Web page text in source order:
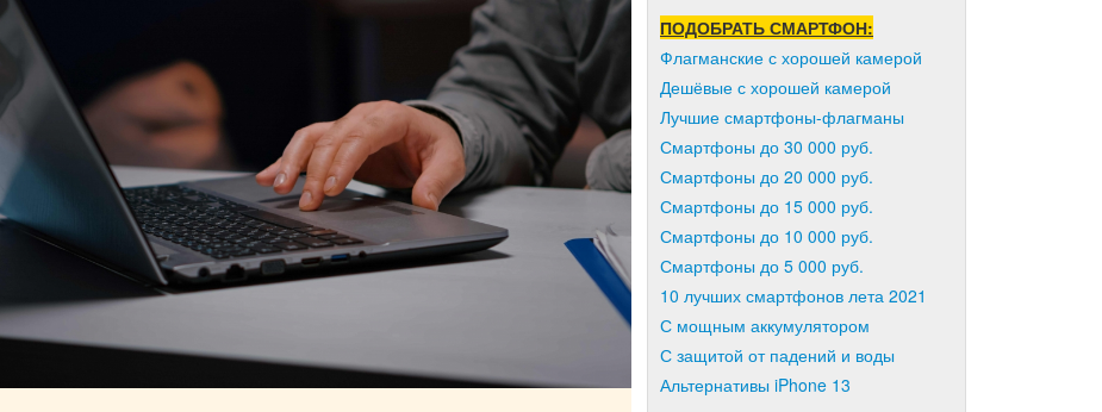
ПОДОБРАТЬ СМАРТФОН:
Флагманские с хорошей камерой
Дешёвые с хорошей камерой
Лучшие смартфоны-флагманы
Смартфоны до 30 000 руб.
Смартфоны до 20 000 руб.
Смартфоны до 15 000 руб.
Смартфоны до 10 000 руб.
Смартфоны до 5 000 руб.
10 лучших смартфонов лета 2021
С мощным аккумулятором
С защитой от падений и воды
Альтернативы iPhone 13